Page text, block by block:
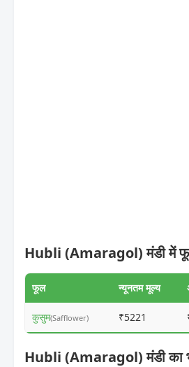
Hubli (Amaragol) मंडी में
फूल न्यूनतम मूल्य
कुसुम(Safflower) ₹5221
Hubli (Amaragol) मंडी का